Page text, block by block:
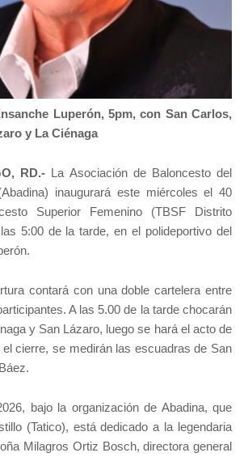
Luperón, 5pm, con San Carlos,
y La Ciénaga
RD.- La Asociación de Baloncesto del
inaugurará este miércoles el 40
Superior Femenino (TBSF Distrito
5:00 de la tarde, en el polideportivo del
contará con una doble cartelera entre
A las 5.00 de la tarde chocarán
y San Lázaro, luego se hará el acto de
cierre, se medirán las escuadras de San
bajo la organización de Abadina, que
(Tatico), está dedicado a la legendaria
Milagros Ortiz Bosch, directora general